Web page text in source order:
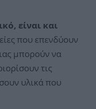
είναι και
που επενδύουν
μπορούν να
τις
υλικά που